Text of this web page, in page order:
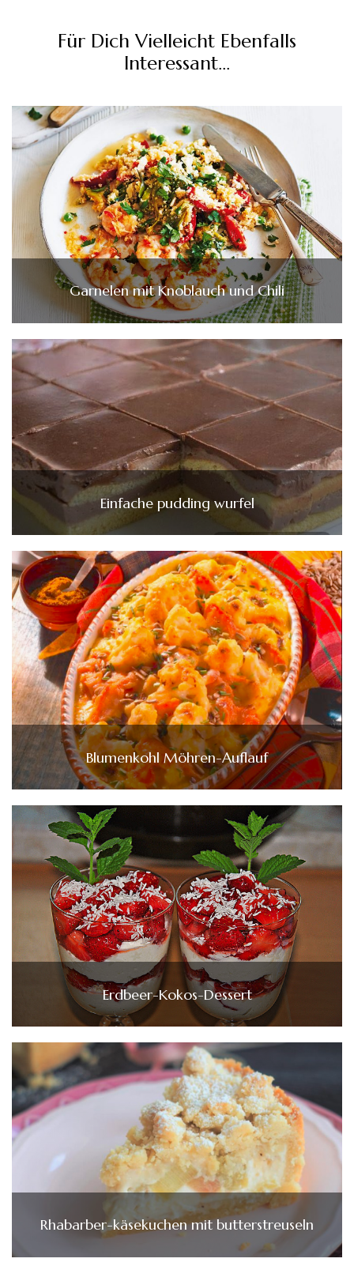
Für Dich Vielleicht Ebenfalls
Interessant...
Garnelen mit Knoblauch und Chili
Einfache pudding wurfel
Blumenkohl Möhren-Auflauf
Erdbeer-Kokos-Dessert
Rhabarber-käsekuchen mit butterstreuseln